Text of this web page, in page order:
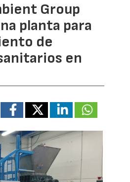
Group
planta para
de
en